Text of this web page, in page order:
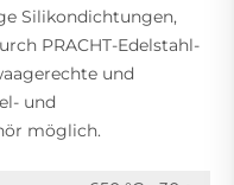
Silikondichtungen,
PRACHT-Edelstahl-
und
und
möglich.